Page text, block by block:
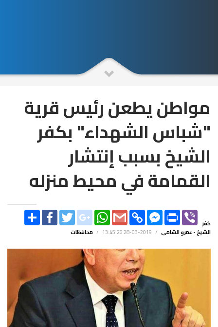
مواطن يطعن رئيس قرية
"شباس الشهداء" بكفر
الشيخ بسبب إنتشار
القمامة في محيط منزله
SHARE FACEBOOKTWITTERGOOGLE_PLUS
WHATSAPP
GMAIL
COPY
LINK
FACEBOOK
MESSENGER
PRINT
كفر
الشيخ - عمرو الشامى /
2019-03-28 13:45:26
/ محافظات